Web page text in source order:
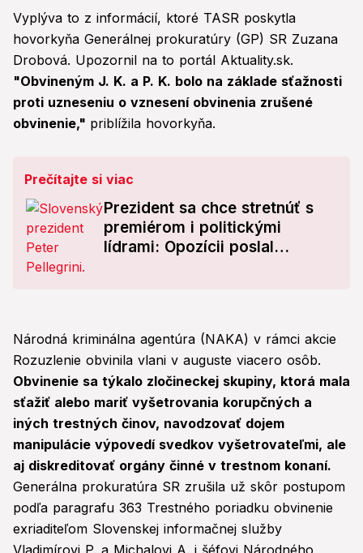
Vyplýva to z informácií, ktoré TASR poskytla
hovorkyňa Generálnej prokuratúry (GP) SR Zuzana
Drobová. Upozornil na to portál Aktuality.sk.
"Obvineným J. K. a P. K. bolo na základe sťažnosti
proti uzneseniu o vznesení obvinenia zrušené
obvinenie," priblížila hovorkyňa.
Prečítajte si viac
Prezident sa chce stretnúť s
premiérom i politickými
lídrami: Opozícii poslal
Národná kriminálna agentúra (NAKA) v rámci akcie
Rozuzlenie obvinila vlani v auguste viacero osôb.
Obvinenie sa týkalo zločineckej skupiny, ktorá mala
sťažiť alebo mariť vyšetrovania korupčných a
iných trestných činov, navodzovať dojem
manipulácie výpovedí svedkov vyšetrovateľmi, ale
aj diskreditovať orgány činné v trestnom konaní.
Generálna prokuratúra SR zrušila už skôr postupom
podľa paragrafu 363 Trestného poriadku obvinenie
exriaditeľom Slovenskej informačnej služby